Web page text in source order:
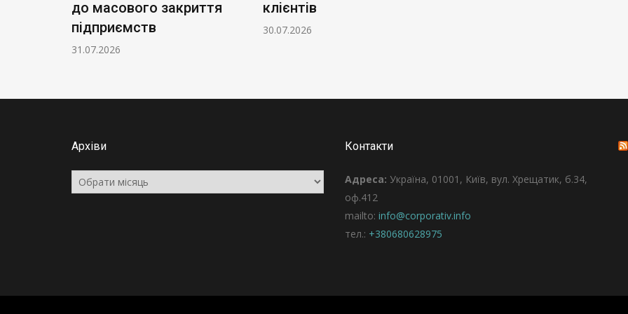
до масового закриття
підприємств
31.07.2026
клієнтів
30.07.2026
Архіви
Архіви
Контакти
Адреса: Україна, 01001, Київ, вул. Хрещатик, б.34,
оф.412
mailto: info@corporativ.info
тел.: +380680628975